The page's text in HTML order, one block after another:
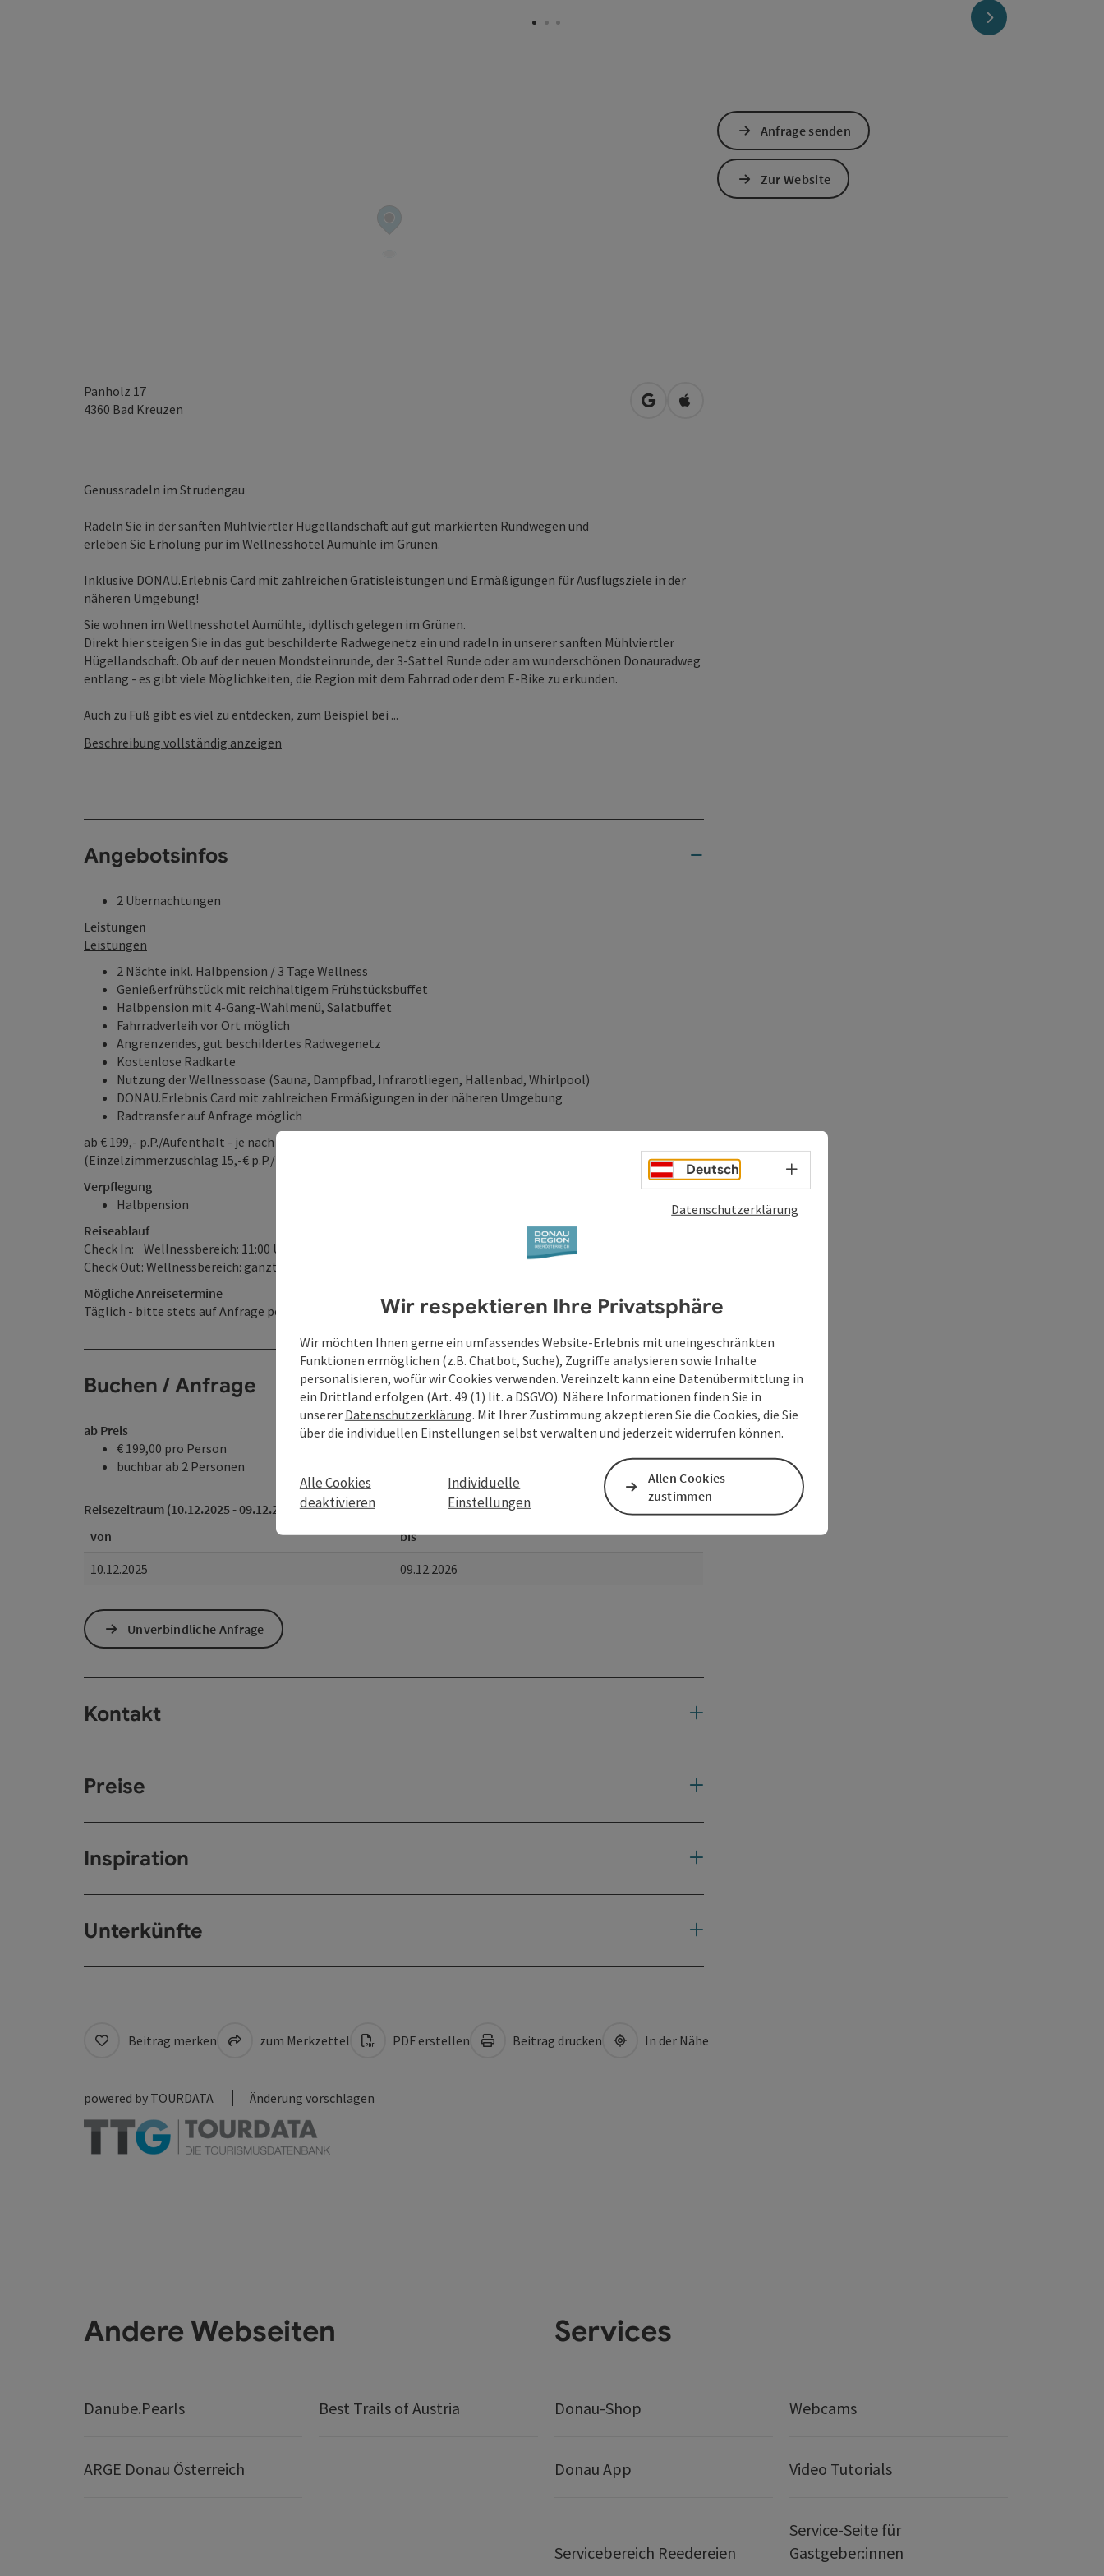
nächstes Element
Panholz 17
4360 Bad Kreuzen in Google Maps öffnen
in Apple Maps öffnen
Genussradeln im Strudengau
Radeln Sie in der sanften Mühlviertler Hügellandschaft auf gut markierten Rundwegen und
erleben Sie Erholung pur im Wellnesshotel Aumühle im Grünen.
Inklusive DONAU.Erlebnis Card mit zahlreichen Gratisleistungen und Ermäßigungen für Ausflugsziele in der
näheren Umgebung!
Sie wohnen im Wellnesshotel Aumühle, idyllisch gelegen im Grünen.
Direkt hier steigen Sie in das gut beschilderte Radwegenetz ein und radeln in unserer sanften Mühlviertler
Hügellandschaft. Ob auf der neuen Mondsteinrunde, der 3-Sattel Runde oder am wunderschönen Donauradweg
entlang - es gibt viele Möglichkeiten, die Region mit dem Fahrrad oder dem E-Bike zu erkunden.
Auch zu Fuß gibt es viel zu entdecken, zum Beispiel bei ...
Beschreibung vollständig anzeigen
Angebotsinfos
2 Übernachtungen
Leistungen
Leistungen
2 Nächte inkl. Halbpension / 3 Tage Wellness
Genießerfrühstück mit reichhaltigem Frühstücksbuffet
Halbpension mit 4-Gang-Wahlmenü, Salatbuffet
Fahrradverleih vor Ort möglich
Angrenzendes, gut beschildertes Radwegenetz
Kostenlose Radkarte
Nutzung der Wellnessoase (Sauna, Dampfbad, Infrarotliegen, Hallenbad, Whirlpool)
DONAU.Erlebnis Card mit zahlreichen Ermäßigungen in der näheren Umgebung
Radtransfer auf Anfrage möglich
ab € 199,- p.P./Aufenthalt - je nach Anreisetag und Zimmerkategorie, exkl. Ortstaxe € 2,40 p.P./Nacht
(Einzelzimmerzuschlag 15,-€ p.P./Nacht)
Verpflegung
Halbpension
Reiseablauf
Check In: Wellnessbereich: 11:00 Uhr / Zimmer: 14:00 Uhr
Check Out: Wellnessbereich: ganztags möglich / Zimmer: 10.30 Uhr
Mögliche Anreisetermine
Täglich - bitte stets auf Anfrage per Mail (info@aumuehle.at) oder per Telefon (+43 7268 8130)
Buchen / Anfrage
ab Preis
€ 199,00 pro Person
buchbar ab 2 Personen
Reisezeitraum (10.12.2025 - 09.12.2026)
von
bis
10.12.2025
09.12.2026
Unverbindliche Anfrage
Kontakt
Preise
Inspiration
Unterkünfte
Anfrage senden
Zur Website
Beitrag merken zum Merkzettel PDF erstellen Beitrag drucken In der Nähe
powered by TOURDATA Änderung vorschlagen
Andere Webseiten
Danube.Pearls Best Trails of Austria
ARGE Donau Österreich
Services
Donau-Shop Webcams
Donau App Video Tutorials
Servicebereich Reedereien
Service-Seite für
Gastgeber:innen
Deutsch Sprachwahl - Menü öffnen
Datenschutzerklärung
Wir respektieren Ihre Privatsphäre
Wir möchten Ihnen gerne ein umfassendes Website-Erlebnis mit uneingeschränkten
Funktionen ermöglichen (z.B. Chatbot, Suche), Zugriffe analysieren sowie Inhalte
personalisieren, wofür wir Cookies verwenden. Vereinzelt kann eine Datenübermittlung in
ein Drittland erfolgen (Art. 49 (1) lit. a DSGVO). Nähere Informationen finden Sie in
unserer Datenschutzerklärung. Mit Ihrer Zustimmung akzeptieren Sie die Cookies, die Sie
über die individuellen Einstellungen selbst verwalten und jederzeit widerrufen können.
Alle Cookies
deaktivieren
Individuelle
Einstellungen
Allen Cookies
zustimmen